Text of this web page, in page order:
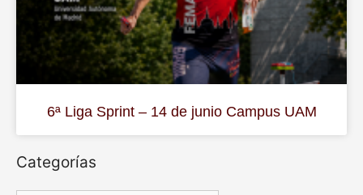
6ª Liga Sprint – 14 de junio Campus UAM
Categorías